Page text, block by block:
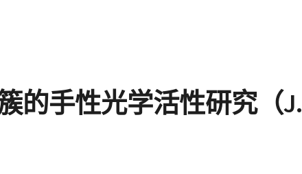
的手性光学活性研究（J.